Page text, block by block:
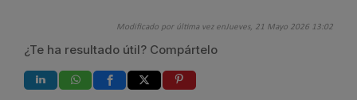
Modificado por última vez enJueves, 21 Mayo 2026 13:02
¿Te ha resultado útil? Compártelo